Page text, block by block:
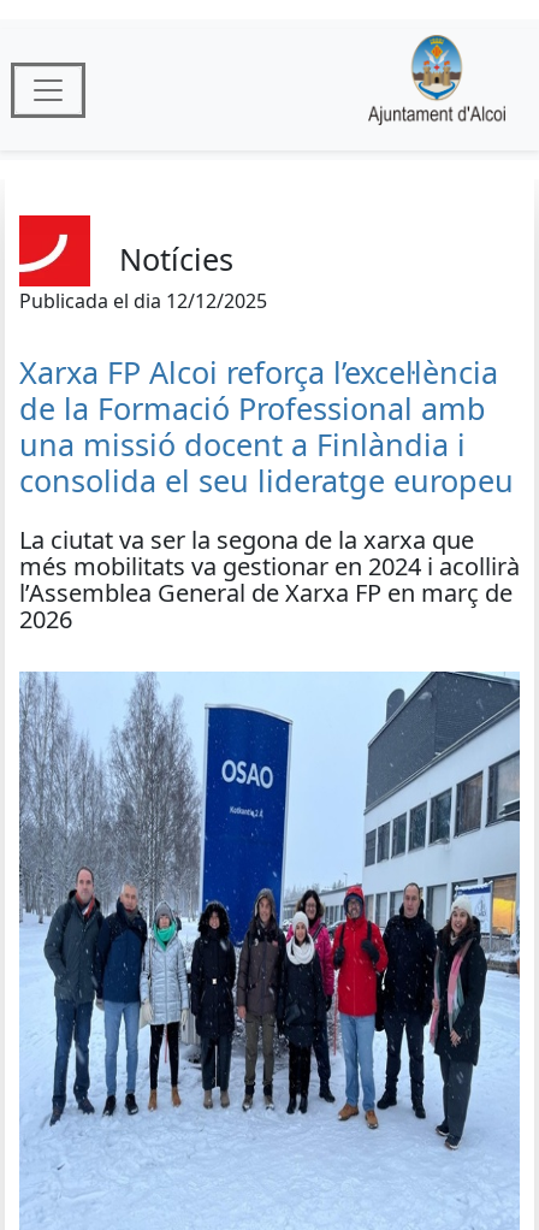
Notícies
Publicada el dia 12/12/2025
Xarxa FP Alcoi reforça l’excel·lència
de la Formació Professional amb
una missió docent a Finlàndia i
consolida el seu lideratge europeu
La ciutat va ser la segona de la xarxa que
més mobilitats va gestionar en 2024 i acollirà
l’Assemblea General de Xarxa FP en març de
2026